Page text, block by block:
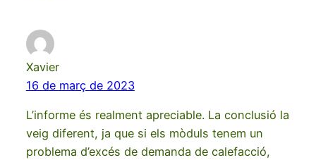
Xavier
16 de març de 2023
L’informe és realment apreciable. La conclusió la
veig diferent, ja que si els mòduls tenem un
problema d’excés de demanda de calefacció,